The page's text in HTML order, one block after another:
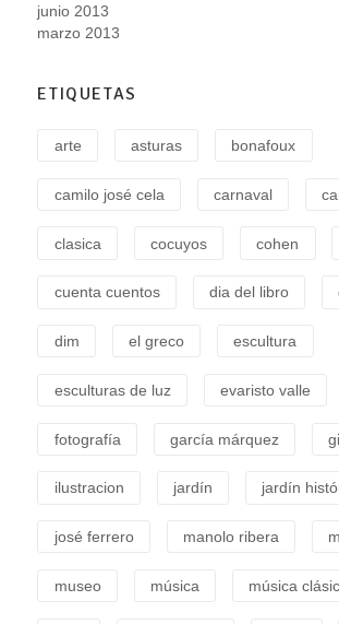
junio 2013
marzo 2013
ETIQUETAS
arte asturas bonafoux
camilo josé cela carnaval
clasica cocuyos cohen
cuenta cuentos dia del libro
dim el greco escultura
esculturas de luz evaristo valle
fotografía garcía márquez
ilustracion jardín jardín
josé ferrero manolo ribera
museo música música